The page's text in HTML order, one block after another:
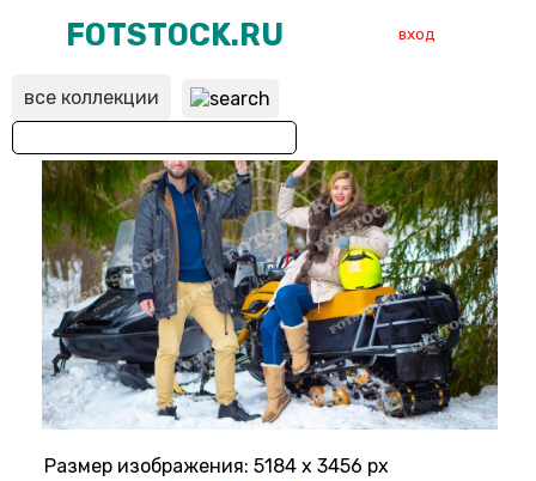
FOTSTOCK.RU
ВХОД
РЕГИСТРАЦИЯ
вход
все коллекции
Размер изображения: 5184 x 3456 px